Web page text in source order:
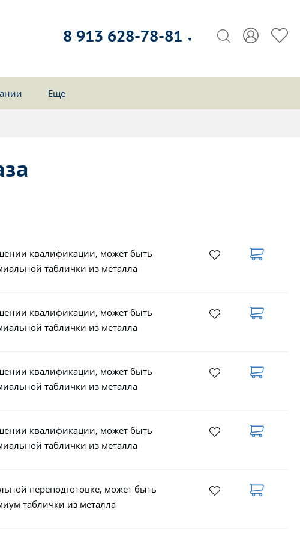
8 913 628-78-81 ▼
Еще
квалификации, может быть
таблички из металла
квалификации, может быть
таблички из металла
квалификации, может быть
таблички из металла
квалификации, может быть
таблички из металла
переподготовке, может быть
таблички из металла